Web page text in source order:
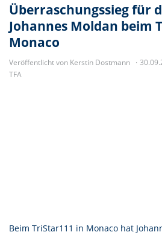
Überraschungssieg für
Johannes Moldan beim
Monaco
Veröffentlicht von Kerstin Dostmann
TFA
Beim TriStar111 in Monaco hat